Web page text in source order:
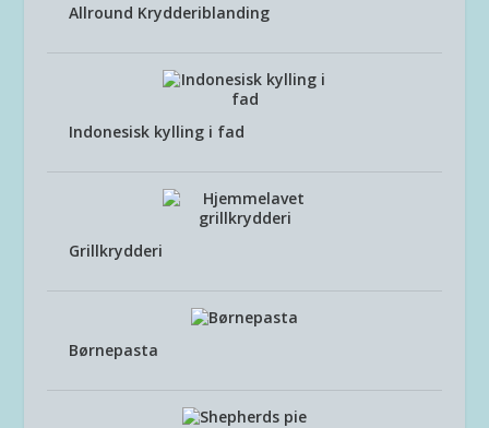
Allround Krydderiblanding
Indonesisk kylling i fad
Grillkrydderi
Børnepasta